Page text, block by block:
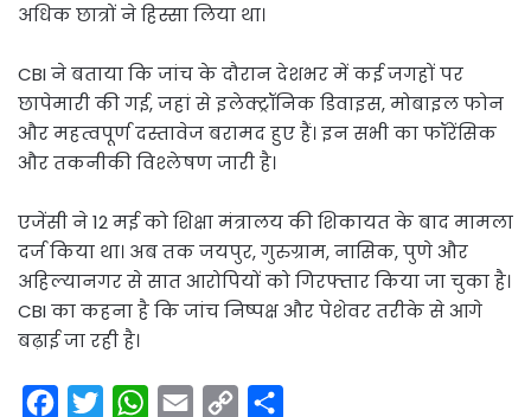
अधिक छात्रों ने हिस्सा लिया था।
CBI ने बताया कि जांच के दौरान देशभर में कई जगहों पर
छापेमारी की गई, जहां से इलेक्ट्रॉनिक डिवाइस, मोबाइल फोन
और महत्वपूर्ण दस्तावेज बरामद हुए हैं। इन सभी का फॉरेंसिक
और तकनीकी विश्लेषण जारी है।
एजेंसी ने 12 मई को शिक्षा मंत्रालय की शिकायत के बाद मामला
दर्ज किया था। अब तक जयपुर, गुरुग्राम, नासिक, पुणे और
अहिल्यानगर से सात आरोपियों को गिरफ्तार किया जा चुका है।
CBI का कहना है कि जांच निष्पक्ष और पेशेवर तरीके से आगे
बढ़ाई जा रही है।
W